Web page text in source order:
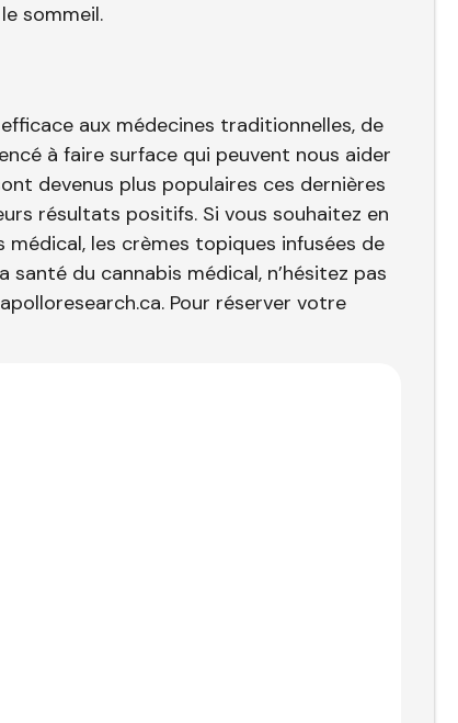
sommeil.
aux médecines traditionnelles, de
à faire surface qui peuvent nous aider
devenus plus populaires ces dernières
résultats positifs. Si vous souhaitez en
les crèmes topiques infusées de
santé du cannabis médical, n’hésitez pas
Pour réserver votre